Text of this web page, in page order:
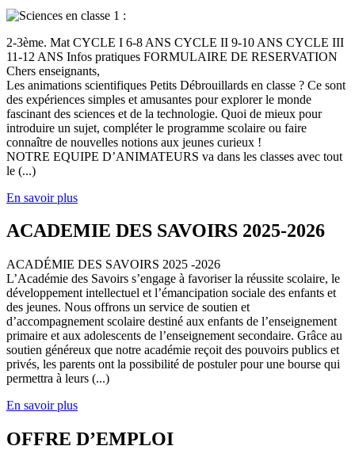
2-3ème. Mat CYCLE I 6-8 ANS CYCLE II 9-10 ANS CYCLE III
11-12 ANS Infos pratiques FORMULAIRE DE RESERVATION
Chers enseignants,
Les animations scientifiques Petits Débrouillards en classe ? Ce sont
des expériences simples et amusantes pour explorer le monde
fascinant des sciences et de la technologie. Quoi de mieux pour
introduire un sujet, compléter le programme scolaire ou faire
connaître de nouvelles notions aux jeunes curieux !
NOTRE EQUIPE D’ANIMATEURS va dans les classes avec tout
le (...)
En savoir plus
ACADEMIE DES SAVOIRS 2025-2026
ACADÉMIE DES SAVOIRS 2025 -2026
L’Académie des Savoirs s’engage à favoriser la réussite scolaire, le
développement intellectuel et l’émancipation sociale des enfants et
des jeunes. Nous offrons un service de soutien et
d’accompagnement scolaire destiné aux enfants de l’enseignement
primaire et aux adolescents de l’enseignement secondaire. Grâce au
soutien généreux que notre académie reçoit des pouvoirs publics et
privés, les parents ont la possibilité de postuler pour une bourse qui
permettra à leurs (...)
En savoir plus
OFFRE D’EMPLOI